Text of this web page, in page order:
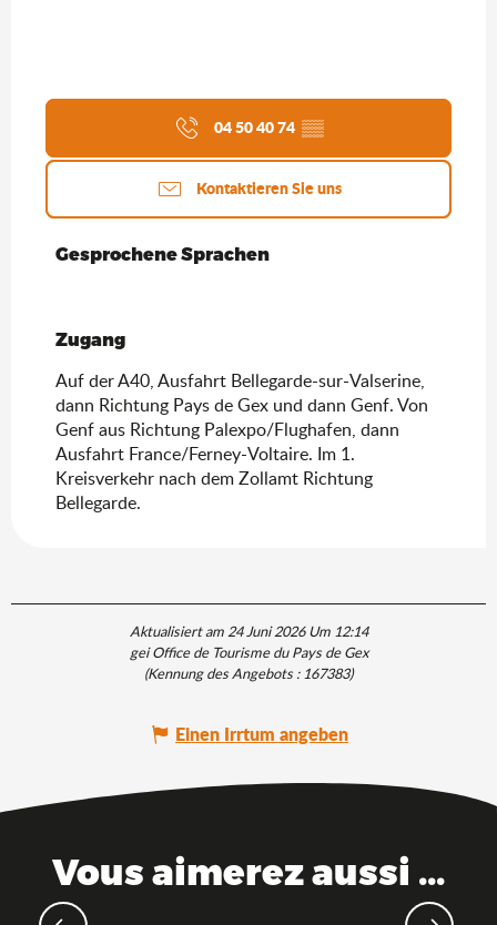
04 50 40 74 ▒▒
Kontaktieren Sie uns
Gesprochene Sprachen
Gesprochene Sprachen
Zugang
Zugang
Auf der A40, Ausfahrt Bellegarde-sur-Valserine,
dann Richtung Pays de Gex und dann Genf. Von
Genf aus Richtung Palexpo/Flughafen, dann
Ausfahrt France/Ferney-Voltaire. Im 1.
Kreisverkehr nach dem Zollamt Richtung
Bellegarde.
Aktualisiert am 24 Juni 2026 Um 12:14
gei Office de Tourisme du Pays de Gex
(Kennung des Angebots : 167383)
Einen Irrtum angeben
Vous aimerez aussi ...
Die Marke Saveurs de l'Ain®